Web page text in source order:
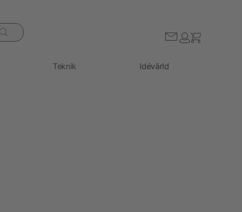
Teknik Idévärld